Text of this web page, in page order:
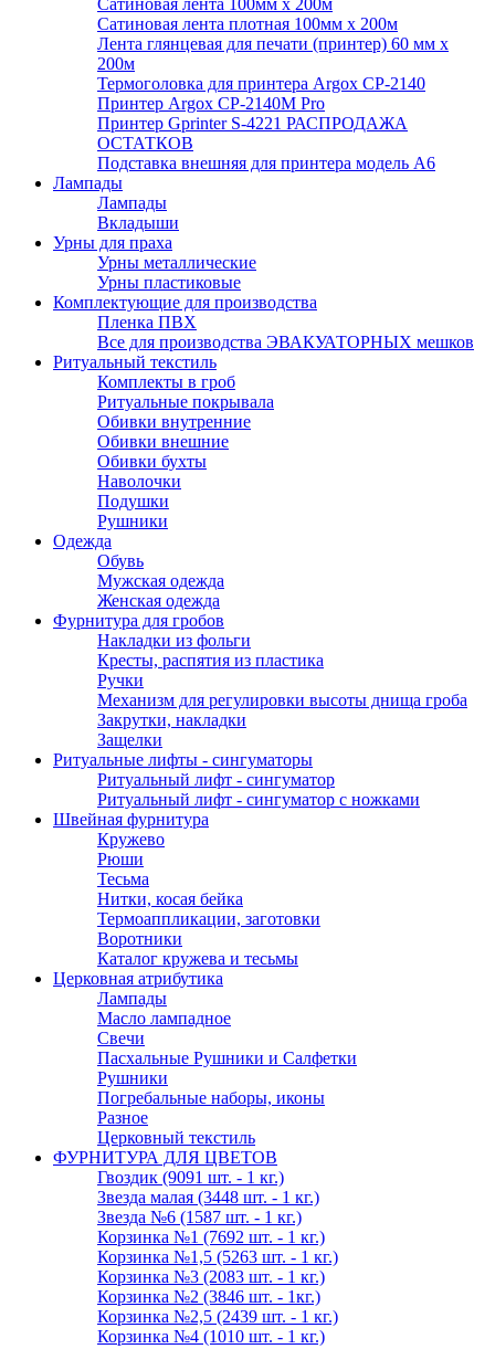
Сатиновая лента 100мм х 200м
Сатиновая лента плотная 100мм х 200м
Лента глянцевая для печати (принтер) 60 мм х
200м
Термоголовка для принтера Argox CP-2140
Принтер Argox CP-2140M Pro
Принтер Gprinter S-4221 РАСПРОДАЖА
ОСТАТКОВ
Подставка внешняя для принтера модель А6
Лампады
Лампады
Вкладыши
Урны для праха
Урны металлические
Урны пластиковые
Комплектующие для производства
Пленка ПВХ
Все для производства ЭВАКУАТОРНЫХ мешков
Ритуальный текстиль
Комплекты в гроб
Ритуальные покрывала
Обивки внутренние
Обивки внешние
Обивки бухты
Наволочки
Подушки
Рушники
Одежда
Обувь
Мужская одежда
Женская одежда
Фурнитура для гробов
Накладки из фольги
Кресты, распятия из пластика
Ручки
Механизм для регулировки высоты днища гроба
Закрутки, накладки
Защелки
Ритуальные лифты - сингуматоры
Ритуальный лифт - сингуматор
Ритуальный лифт - сингуматор с ножками
Швейная фурнитура
Кружево
Рюши
Тесьма
Нитки, косая бейка
Термоаппликации, заготовки
Воротники
Каталог кружева и тесьмы
Церковная атрибутика
Лампады
Масло лампадное
Свечи
Пасхальные Рушники и Салфетки
Рушники
Погребальные наборы, иконы
Разное
Церковный текстиль
ФУРНИТУРА ДЛЯ ЦВЕТОВ
Гвоздик (9091 шт. - 1 кг.)
Звезда малая (3448 шт. - 1 кг.)
Звезда №6 (1587 шт. - 1 кг.)
Корзинка №1 (7692 шт. - 1 кг.)
Корзинка №1,5 (5263 шт. - 1 кг.)
Корзинка №3 (2083 шт. - 1 кг.)
Корзинка №2 (3846 шт. - 1кг.)
Корзинка №2,5 (2439 шт. - 1 кг.)
Корзинка №4 (1010 шт. - 1 кг.)